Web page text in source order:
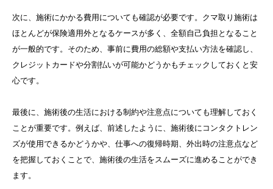
次に、施術にかかる費用についても確認が必要です。クマ取り施術は
ほとんどが保険適用外となるケースが多く、全額自己負担となること
が一般的です。そのため、事前に費用の総額や支払い方法を確認し、
クレジットカードや分割払いが可能かどうかもチェックしておくと安
心です。
最後に、施術後の生活における制約や注意点についても理解しておく
ことが重要です。例えば、前述したように、施術後にコンタクトレン
ズが使用できるかどうかや、仕事への復帰時期、外出時の注意点など
を把握しておくことで、施術後の生活をスムーズに進めることができ
ます。